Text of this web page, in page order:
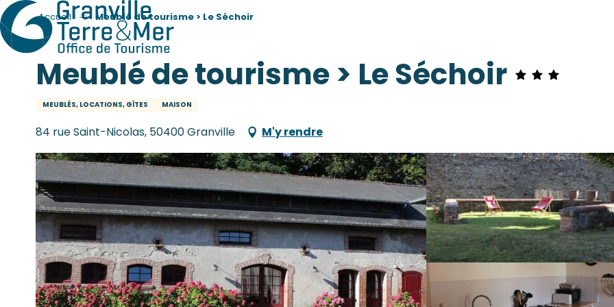
Accueil Meublé de tourisme > Le Séchoir
Meublé de tourisme > Le Séchoir
MEUBLÉS, LOCATIONS, GÎTES MAISON
84 rue Saint-Nicolas, 50400 Granville M'y rendre